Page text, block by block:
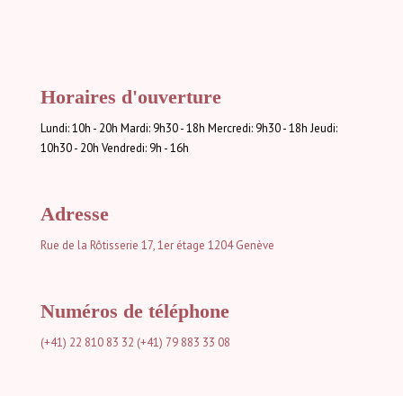
Horaires d'ouverture
Lundi: 10h - 20h Mardi: 9h30 - 18h Mercredi: 9h30 - 18h Jeudi:
10h30 - 20h Vendredi: 9h - 16h
Adresse
Rue de la Rôtisserie 17, 1er étage 1204 Genève
Numéros de téléphone
(+41) 22 810 83 32 (+41) 79 883 33 08